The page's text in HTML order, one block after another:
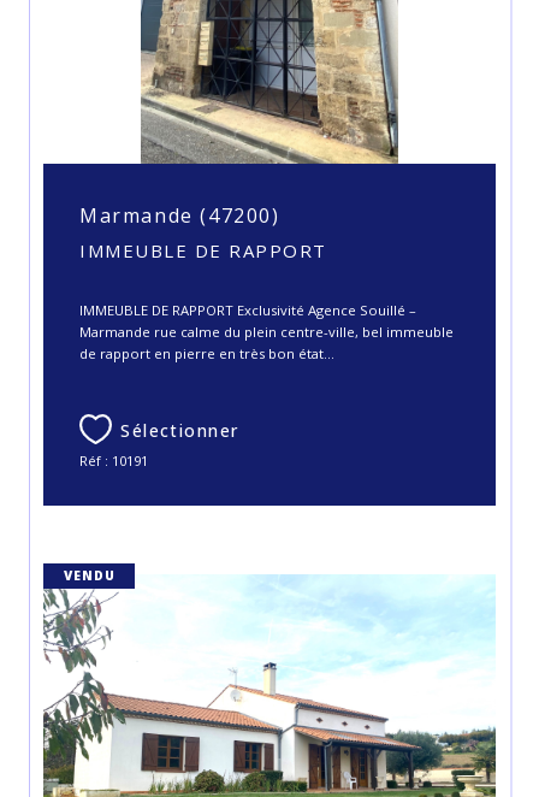
Marmande (47200)
IMMEUBLE DE RAPPORT
IMMEUBLE DE RAPPORT Exclusivité Agence Souillé –
Marmande rue calme du plein centre-ville, bel immeuble
de rapport en pierre en très bon état...
Sélectionner
Réf : 10191
VENDU